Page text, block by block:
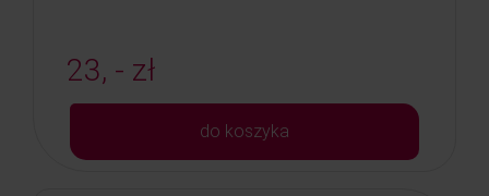
23, - zł
do koszyka